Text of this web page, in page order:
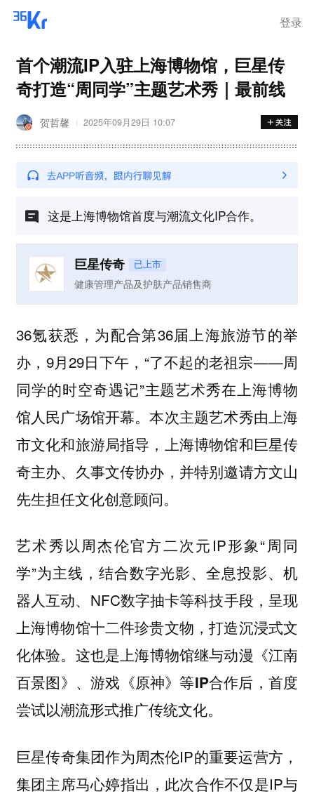
登录
首个潮流IP入驻上海博物馆，巨星传
奇打造“周同学”主题艺术秀｜最前线
贺哲馨 2025年09月29日 10:07
这是上海博物馆首度与潮流文化IP合作。
巨星传奇 已上市
健康管理产品及护肤产品销售商
36氪获悉，为配合第36届上海旅游节的举
办，9月29日下午，“了不起的老祖宗——周
同学的时空奇遇记”主题艺术秀在上海博物
馆人民广场馆开幕。本次主题艺术秀由上海
市文化和旅游局指导，上海博物馆和巨星传
奇主办、久事文传协办，并特别邀请方文山
先生担任文化创意顾问。
艺术秀以周杰伦官方二次元IP形象“周同
学”为主线，结合数字光影、全息投影、机
器人互动、NFC数字抽卡等科技手段，呈现
上海博物馆十二件珍贵文物，打造沉浸式文
化体验。 这也是上海博物馆继与动漫《江南
百景图》、游戏《原神》等IP合作后，首度
尝试以潮流形式推广传统文化。
巨星传奇集团作为周杰伦IP的重要运营方，
集团主席马心婷指出，此次合作不仅是IP与